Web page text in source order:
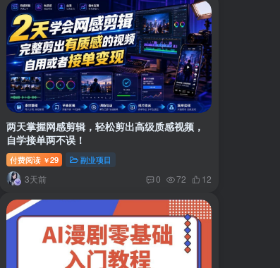
两天掌握网感剪辑，轻松剪出高级质感视频，
自学接单两不误！
付费阅读 ￥29 副业项目
3天前 0 72 12